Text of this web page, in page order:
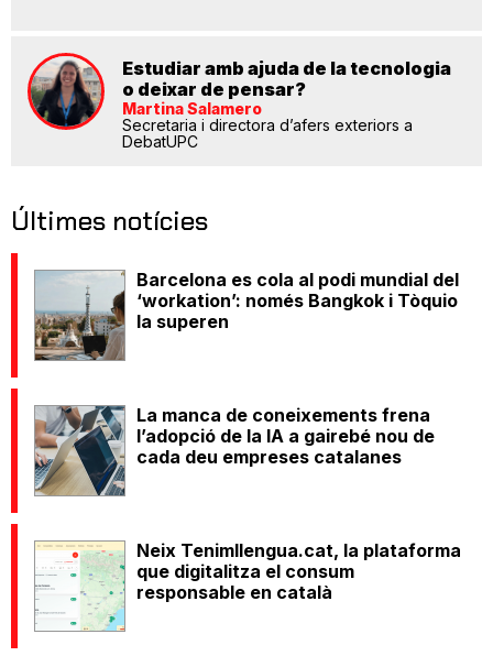
Estudiar amb ajuda de la tecnologia
o deixar de pensar?
Martina Salamero
Secretaria i directora d’afers exteriors a
DebatUPC
Últimes notícies
Barcelona es cola al podi mundial del
‘workation’: només Bangkok i Tòquio
la superen
La manca de coneixements frena
l’adopció de la IA a gairebé nou de
cada deu empreses catalanes
Neix Tenimllengua.cat, la plataforma
que digitalitza el consum
responsable en català